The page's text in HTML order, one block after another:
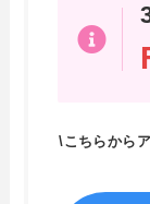
\こちらから